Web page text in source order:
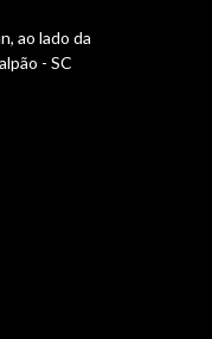
ao lado da
- SC